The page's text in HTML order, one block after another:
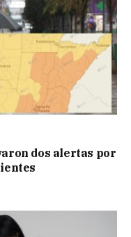
dos alertas por